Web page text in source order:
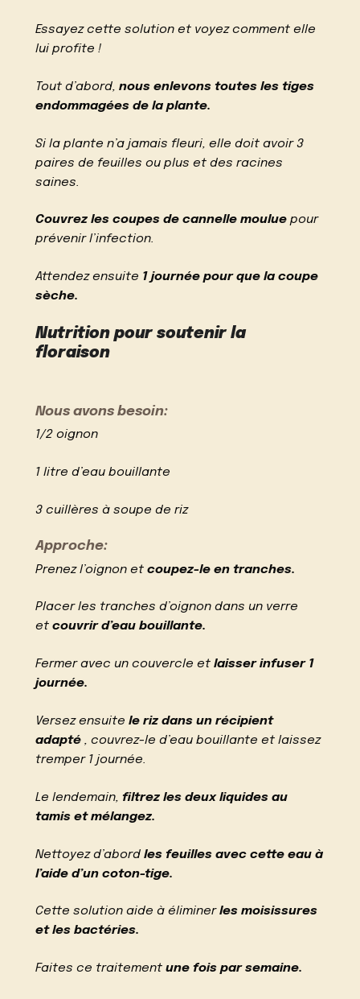
Essayez cette solution et voyez comment elle
lui profite !
Tout d’abord,nous enlevons toutes les tiges
endommagées de la plante.
Si la plante n’a jamais fleuri, elle doit avoir 3
paires de feuilles ou plus et des racines
saines.
Couvrez les coupes de cannelle moulue pour
prévenir l’infection.
Attendez ensuite 1 journée pour que la coupe
sèche.
Nutrition pour soutenir la
floraison
Nous avons besoin:
1/2 oignon
1 litre d’eau bouillante
3 cuillères à soupe de riz
Approche:
Prenez l’oignon etcoupez-le en tranches.
Placer les tranches d’oignon dans un verre
etcouvrir d’eau bouillante.
Fermer avec un couvercle etlaisser infuser 1
journée.
Versez ensuitele riz dans un récipient
adapté , couvrez-le d’eau bouillante et laissez
tremper 1 journée.
Le lendemain,filtrez les deux liquides au
tamis et mélangez.
Nettoyez d’abordles feuilles avec cette eau à
l’aide d’un coton-tige.
Cette solution aide à éliminerles moisissures
et les bactéries.
Faites ce traitementune fois par semaine.